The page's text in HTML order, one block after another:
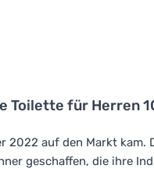
Toilette für Herren
2022 auf den Markt kam.
geschaffen, die ihre